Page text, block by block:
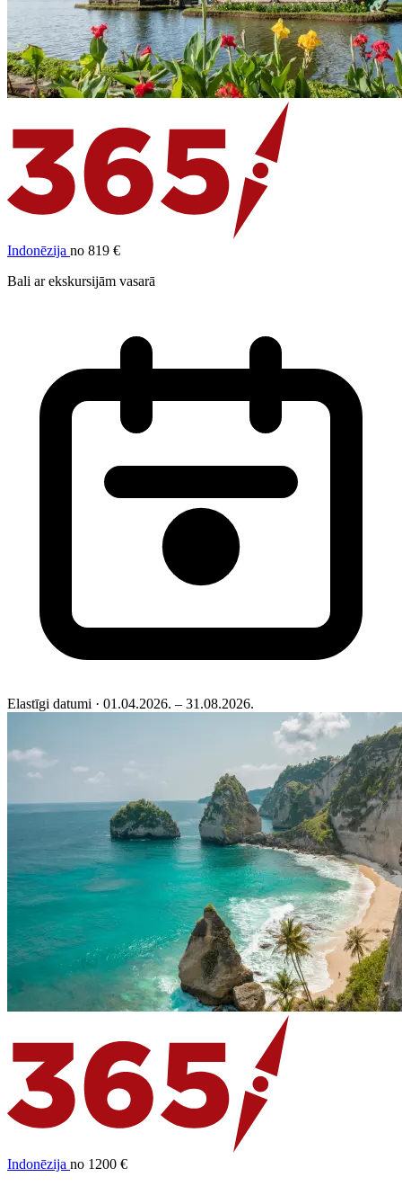
Indonēzija no 819 €
Bali ar ekskursijām vasarā
Elastīgi datumi · 01.04.2026. – 31.08.2026.
Indonēzija no 1200 €